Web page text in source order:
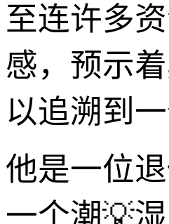
至连许多
感，预示
以追溯到
他是一位
一个潮💡